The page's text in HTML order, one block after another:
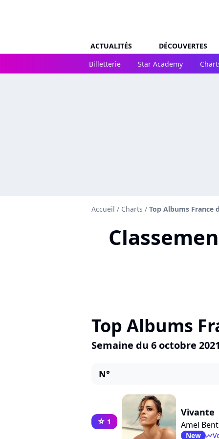
ACTUALITÉS DÉCOUVERTES
Billetterie
Star Academy
Accueil / Charts / Top Albums France
Top Albums
Semaine du 6 octobre 2021
N°
star 1
Vivante
Amel Bent
New timeline